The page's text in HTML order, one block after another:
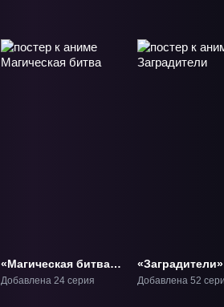
«Магическая битва»
ТВ-1
Добавлена 24 серия Добавлена 52